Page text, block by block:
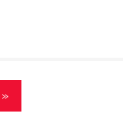
Next
Posts
»